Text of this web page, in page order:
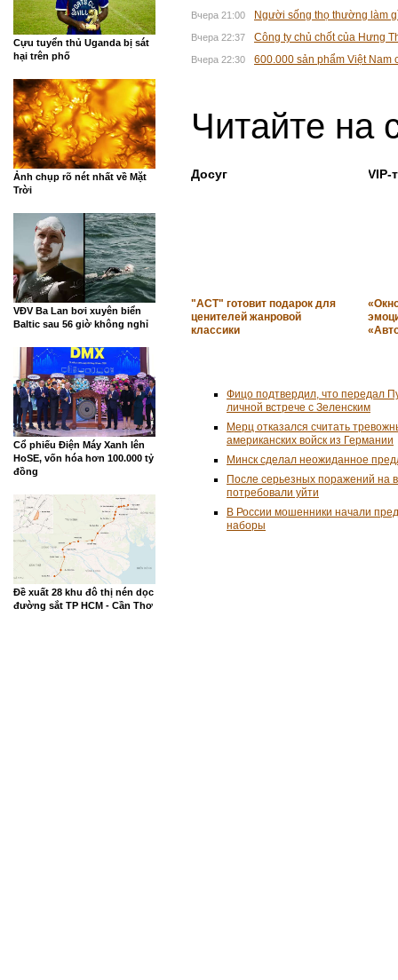
Cựu tuyển thủ Uganda bị sát
hại trên phố
Ảnh chụp rõ nét nhất về Mặt
Trời
VĐV Ba Lan bơi xuyên biển
Baltic sau 56 giờ không nghỉ
Cổ phiếu Điện Máy Xanh lên
HoSE, vốn hóa hơn 100.000 tỷ
đồng
Đề xuất 28 khu đô thị nén dọc
đường sắt TP HCM - Cần Thơ
Вчера 21:00 Người sống thọ thường làm
Вчера 22:37 Công ty chủ chốt của Hưng
Вчера 22:30 600.000 sản phẩm Việt Nam
Читайте на
Досуг
"АСТ" готовит подарок для
ценителей жанровой
классики
VIP-
Фицо подтвердил, что передал
личной встрече с Зеленским
Мерц отказался считать
американских войск из Германии
Минск сделал неожиданное
После серьезных поражений на
потребовали уйти
В России мошенники начали
наборы